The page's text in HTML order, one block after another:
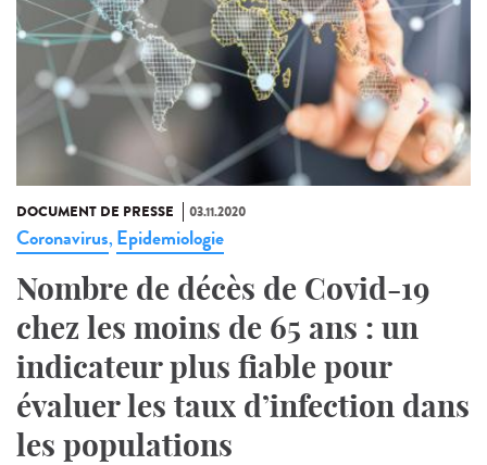
DOCUMENT DE PRESSE 03.11.2020
Coronavirus, Epidemiologie
Nombre de décès de Covid-19
chez les moins de 65 ans : un
indicateur plus fiable pour
évaluer les taux d’infection dans
les populations